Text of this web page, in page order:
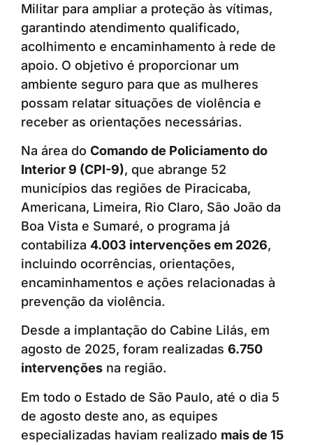
Militar para ampliar a proteção às vítimas,
garantindo atendimento qualificado,
acolhimento e encaminhamento à rede de
apoio. O objetivo é proporcionar um
ambiente seguro para que as mulheres
possam relatar situações de violência e
receber as orientações necessárias.
Na área do Comando de Policiamento do
Interior 9 (CPI-9), que abrange 52
municípios das regiões de Piracicaba,
Americana, Limeira, Rio Claro, São João da
Boa Vista e Sumaré, o programa já
contabiliza 4.003 intervenções em 2026,
incluindo ocorrências, orientações,
encaminhamentos e ações relacionadas à
prevenção da violência.
Desde a implantação do Cabine Lilás, em
agosto de 2025, foram realizadas 6.750
intervenções na região.
Em todo o Estado de São Paulo, até o dia 5
de agosto deste ano, as equipes
especializadas haviam realizado mais de 15